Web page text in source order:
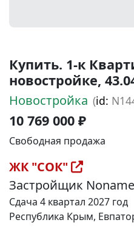
Купить. 1-к
новостройке,
Новостройка (id:
10 769 000 ₽
Свободная продажа
ЖК "СОК"
Застройщик
Сдача 4 квартал 2027 год
Республика Крым,